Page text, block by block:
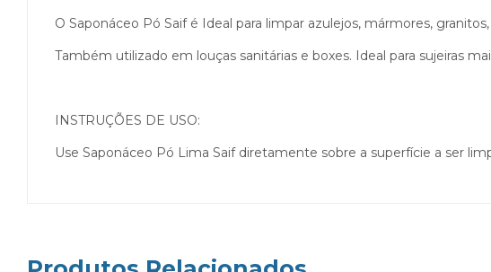
O Saponáceo Pó Saif é Ideal para limpar azulejos, mármores,
Também utilizado em louças sanitárias e boxes. Ideal para sujeiras
INSTRUÇÕES DE USO:
Use Saponáceo Pó Lima Saif diretamente sobre a superfície a ser